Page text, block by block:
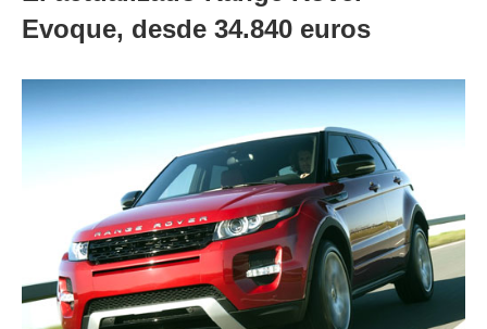
Evoque, desde 34.840 euros